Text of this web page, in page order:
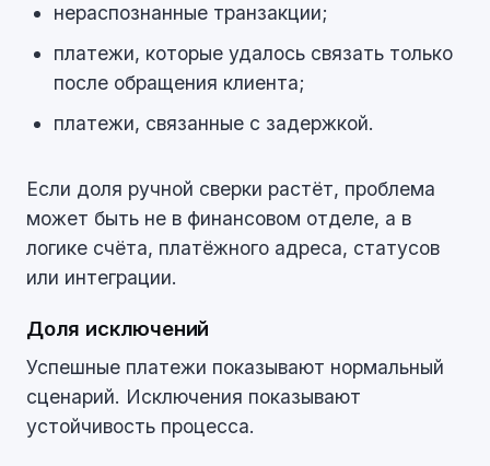
нераспознанные транзакции;
платежи, которые удалось связать только
после обращения клиента;
платежи, связанные с задержкой.
Если доля ручной сверки растёт, проблема
может быть не в финансовом отделе, а в
логике счёта, платёжного адреса, статусов
или интеграции.
Доля исключений
Успешные платежи показывают нормальный
сценарий. Исключения показывают
устойчивость процесса.